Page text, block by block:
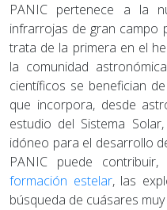
PANIC pertenece a la
infrarrojas de gran campo
trata de la primera en el
la comunidad
científicos se benefician
que incorpora, desde
estudio del Sistema
idóneo para el desarrollo
PANIC puede contribuir,
formación estelar, las
búsqueda de cuásares